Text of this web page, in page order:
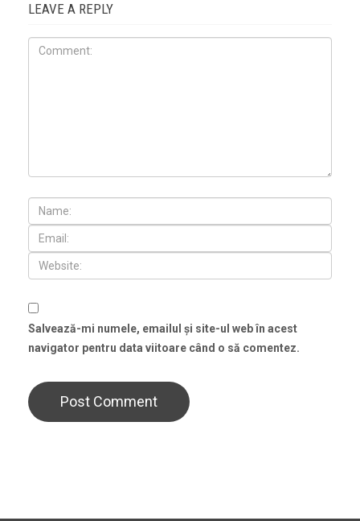
LEAVE A REPLY
Salvează-mi numele, emailul și site-ul web în acest
navigator pentru data viitoare când o să comentez.